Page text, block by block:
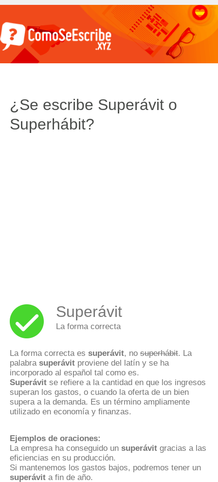
¿Se escribe Superávit o
Superhábit?
Superávit
La forma correcta
La forma correcta es superávit, no superhábit. La
palabra superávit proviene del latín y se ha
incorporado al español tal como es.
Superávit se refiere a la cantidad en que los ingresos
superan los gastos, o cuando la oferta de un bien
supera a la demanda. Es un término ampliamente
utilizado en economía y finanzas.
Ejemplos de oraciones:
La empresa ha conseguido un superávit gracias a las
eficiencias en su producción.
Si mantenemos los gastos bajos, podremos tener un
superávit a fin de año.